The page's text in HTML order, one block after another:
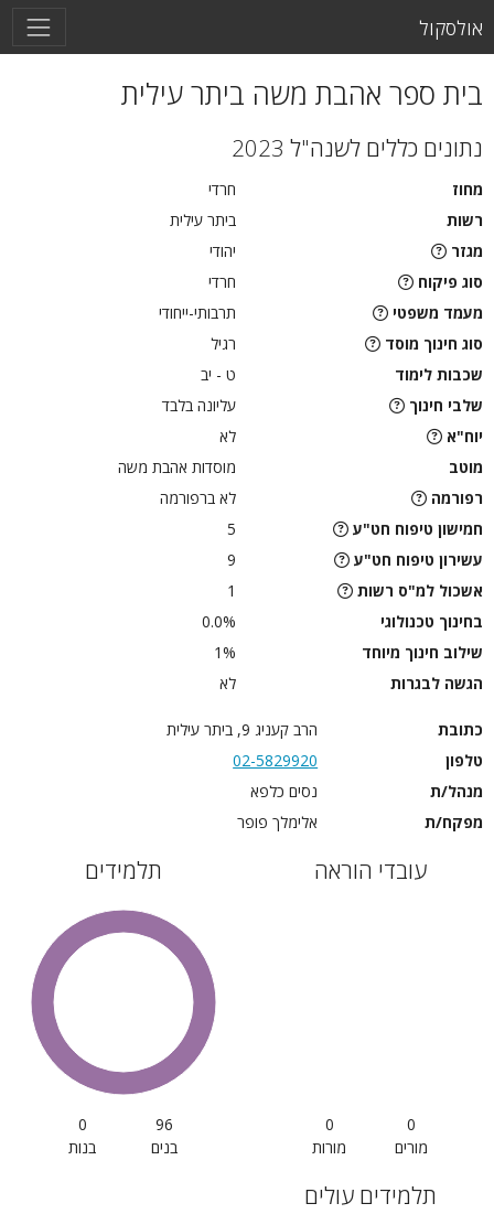
אולסקול
בית ספר אהבת משה ביתר עילית
נתונים כללים לשנה"ל 2023
מחוז
חרדי
רשות
ביתר עילית
מגזר
יהודי
סוג פיקוח
חרדי
מעמד משפטי
תרבותי-ייחודי
סוג חינוך מוסד
רגיל
שכבות לימוד
ט - יב
שלבי חינוך
עליונה בלבד
יוח"א
לא
מוטב
מוסדות אהבת משה
רפורמה
לא ברפורמה
חמישון טיפוח חט"ע
5
עשירון טיפוח חט"ע
9
אשכול למ"ס רשות
1
בחינוך טכנולוגי
0.0%
שילוב חינוך מיוחד
1%
הגשה לבגרות
לא
כתובת
הרב קעניג 9, ביתר עילית
טלפון
02-5829920
מנהל/ת
נסים כלפא
מפקח/ת
אלימלך פופר
עובדי הוראה
0
מורים
0
מורות
תלמידים
96
בנים
0
בנות
תלמידים עולים